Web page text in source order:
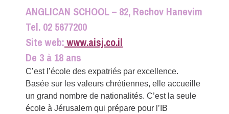
ANGLICAN SCHOOL – 82, Rechov Hanevim
Tel. 02 5677200
Site web:www.aisj.co.il
De 3 à 18 ans
C’est l’école des expatriés par excellence.
Basée sur les valeurs chrétiennes, elle accueille
un grand nombre de nationalités. C’est la seule
école à Jérusalem qui prépare pour l’IB